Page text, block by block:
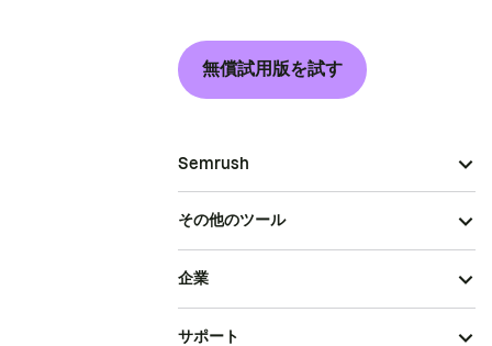
無償試用版を試す
Semrush
その他のツール
企業
サポート